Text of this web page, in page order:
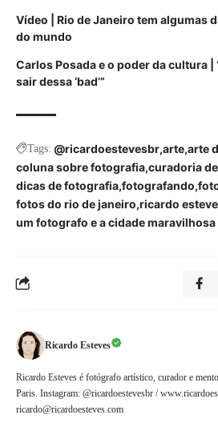
Vídeo | Rio de Janeiro tem algumas
do mundo
Carlos Posada e o poder da cultura |
sair dessa ‘bad’”
Tags: @ricardoestevesbr arte arte
coluna sobre fotografia curadoria
dicas de fotografia fotografando
fotos do rio de janeiro ricardo
um fotografo e a cidade maravilhosa
Ricardo Esteves
Ricardo Esteves é fotógrafo artístico, curador e
Paris. Instagram: @ricardoestevesbr /
ricardo@ricardoesteves.com